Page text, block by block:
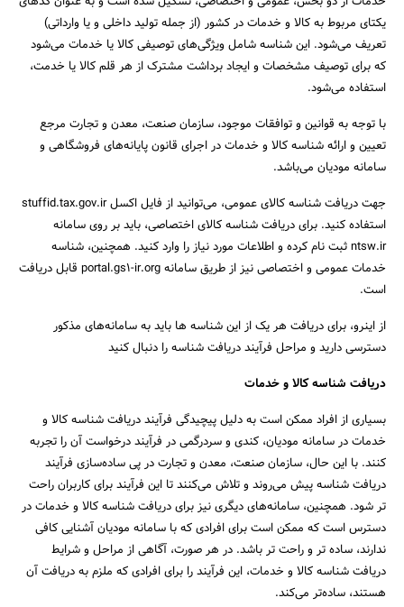
یکتای مربوط به کالا و خدمات در کشور (از جمله تولید داخلی و یا وارداتی)
تعریف می‌شود. این شناسه شامل ویژگی‌های توصیفی کالا یا خدمات می‌شود
که برای توصیف مشخصات و ایجاد برداشت مشترک از هر قلم کالا یا خدمت،
استفاده می‌شود.
با توجه به قوانین و توافقات موجود، سازمان صنعت، معدن و تجارت مرجع
تعیین و ارائه شناسه کالا و خدمات در اجرای قانون پایانه‌های فروشگاهی و
سامانه مودیان می‌باشد.
جهت دریافت شناسه کالای عمومی، می‌توانید از فایل اکسل stuffid.tax.gov.ir
استفاده کنید. برای دریافت شناسه کالای اختصاصی، باید بر روی سامانه
ntsw.ir ثبت نام کرده و اطلاعات مورد نیاز را وارد کنید. همچنین، شناسه
خدمات عمومی و اختصاصی نیز از طریق سامانه portal.gs1-ir.org قابل دریافت
است.
از اینرو، برای دریافت هر یک از این شناسه ها باید به سامانه‌های مذکور
دسترسی دارید و مراحل فرآیند دریافت شناسه را دنبال کنید
دریافت شناسه کالا و خدمات
بسیاری از افراد ممکن است به دلیل پیچیدگی فرآیند دریافت شناسه کالا و
خدمات در سامانه مودیان، کندی و سردرگمی در فرآیند درخواست آن را تجربه
کنند. با این حال، سازمان صنعت، معدن و تجارت در پی ساده‌سازی فرآیند
دریافت شناسه پیش می‌روند و تلاش می‌کنند تا این فرآیند برای کاربران راحت
تر شود. همچنین، سامانه‌های دیگری نیز برای دریافت شناسه کالا و خدمات در
دسترس است که ممکن است برای افرادی که با سامانه مودیان آشنایی کافی
ندارند، ساده تر و راحت تر باشد. در هر صورت، آگاهی از مراحل و شرایط
دریافت شناسه کالا و خدمات، این فرآیند را برای افرادی که ملزم به دریافت آن
هستند، ساده‌تر می‌کند.